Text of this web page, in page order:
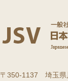
〒350-1137 埼玉県